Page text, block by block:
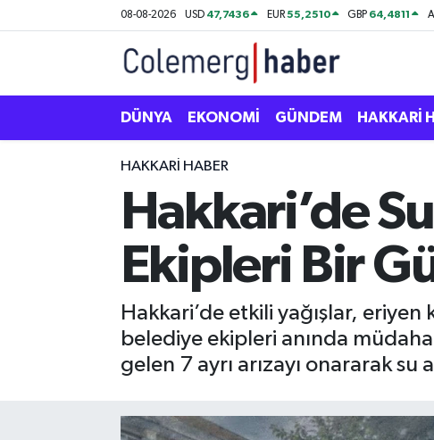
08-08-2026 USD 47,7436 EUR55,2510 GBP 64,4811
DÜNYA EKONOMİ GÜNDEM HAKKARİ
HAKKARI HABER
Hakkari’de
Ekipleri Bir
Hakkari’de etkili yağışlar, eriyen
belediye ekipleri anında
gelen 7 ayrı arızayı onararak su
Hakkari Haber
Hakkâri Nöbetçi Eczaneler
Hakkâri Hava Durumu
Hakkari Namaz Vakitleri
Hakkâri Trafik Yoğunluk Haritası
Süper Lig Puan Durumu ve Fikstür
Son Dakika Haberleri